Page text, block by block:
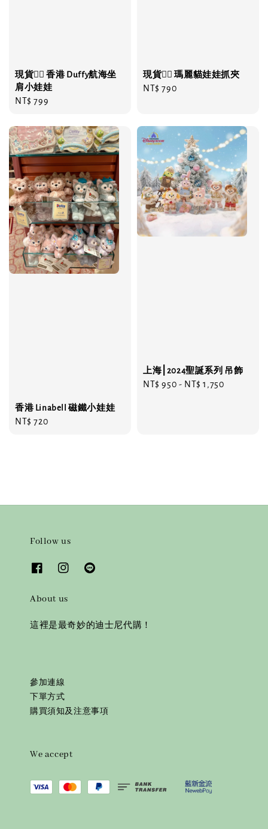
現貨❤️‍🔥 香港 Duffy航海坐
肩小娃娃
Regular
NT$ 799
現貨❤️‍🔥 瑪麗貓娃娃抓夾
Regular
NT$ 790
香港 Linabell 磁鐵小娃娃
Regular
NT$ 720
上海⎮2024聖誕系列 吊飾
Regular
NT$ 950 - NT$ 1,750
Follow us
About us
這裡是最奇妙的迪士尼代購！
參加連線
下單方式
購買須知及注意事項
We accept